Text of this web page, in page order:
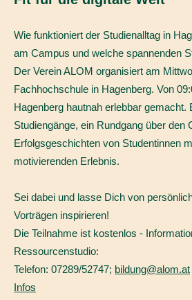
Wie funktioniert der Studienalltag in
am Campus und welche spannenden
Der Verein ALOM organisiert am
Fachhochschule in Hagenberg. Von
Hagenberg hautnah erlebbar gemacht.
Studiengänge, ein Rundgang über den
Erfolgsgeschichten von Studentinnen
motivierenden Erlebnis.
Sei dabei und lasse Dich von
Vorträgen inspirieren!
Die Teilnahme ist kostenlos -
Ressourcenstudio:
Telefon: 07289/52747; bildung@alom.at
Infos